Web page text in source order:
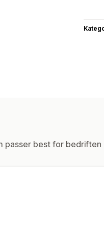
passer best for bedriften